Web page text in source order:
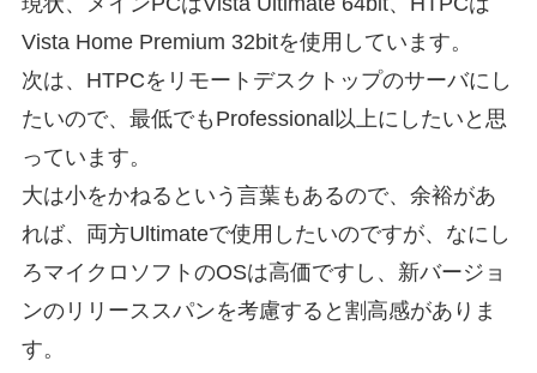
Vista Home Premium 32bitを使用しています。
次は、HTPCをリモートデスクトップのサーバにし
たいので、最低でもProfessional以上にしたいと思
っています。
大は小をかねるという言葉もあるので、余裕があ
れば、両方Ultimateで使用したいのですが、なにし
ろマイクロソフトのOSは高価ですし、新バージョ
ンのリリーススパンを考慮すると割高感がありま
す。